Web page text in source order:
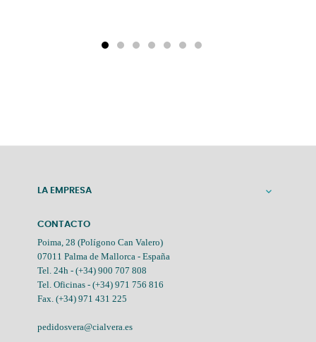
LA EMPRESA 
CONTACTO
Poima, 28 (Polígono Can Valero)
07011 Palma de Mallorca - España
Tel. 24h - (+34) 900 707 808
Tel. Oficinas - (+34) 971 756 816
Fax. (+34) 971 431 225
pedidosvera@cialvera.es